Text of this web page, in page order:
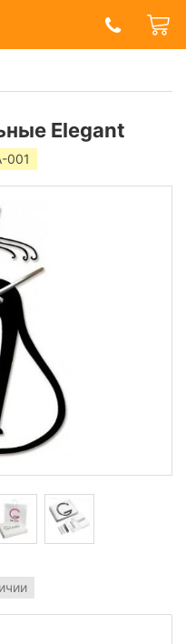
Elegant
001